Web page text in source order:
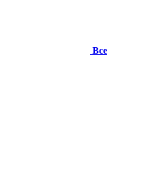
Все